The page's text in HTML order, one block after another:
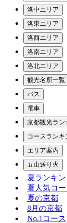
洛中エリア
洛東エリア
洛西エリア
洛南エリア
洛北エリア
観光名所一覧
バス
電車
京都観光ラン
コースランキ
エリア案内
五山送り火
夏ランキ
夏人気コー
夏の京都
8月の京都
No.1コース